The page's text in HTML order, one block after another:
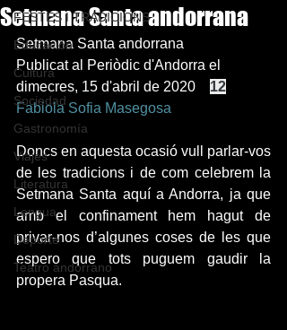
FESTES I TRADICIONS
Educación
Cultura
Sociedad
Gastronomía
Viajes
Literatura
Lengua
Deporte
Teatro andorrano
Setmana Santa andorrana
Setmana Santa andorrana
Publicat al Periòdic d'Andorra el
dimecres, 15 d'abril de 2020 12
Fabiola Sofia Masegosa
Doncs en aquesta ocasió vull parlar-vos
de les tradicions i de com celebrem la
Setmana Santa aquí a Andorra, ja que
amb el confinament hem hagut de
privar-nos d’algunes coses de les que
espero que tots puguem gaudir la
propera Pasqua.